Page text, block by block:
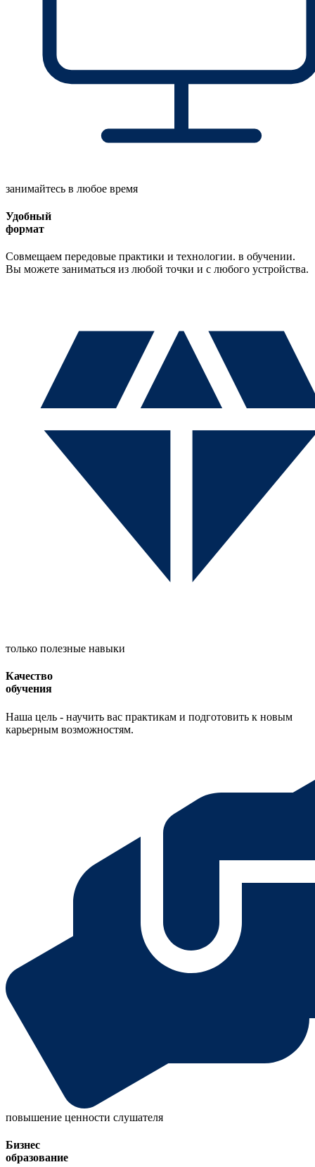
занимайтесь в любое время
Удобный
формат
Совмещаем передовые практики и технологии. в обучении.
Вы можете заниматься из любой точки и с любого устройства.
только полезные навыки
Качество
обучения
Наша цель - научить вас практикам и подготовить к новым
карьерным возможностям.
повышение ценности слушателя
Бизнес
образование